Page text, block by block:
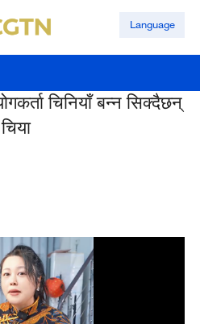
Language
चिनियाँ बन्न सिक्दैछन्